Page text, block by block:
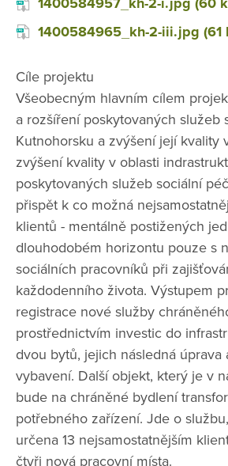
1400584965_kh-2-iii.jpg (61
Cíle projektu
Všeobecným hlavním cílem
a rozšíření poskytovaných služeb
Kutnohorsku a zvýšení její kvality
zvýšení kvality v oblasti
poskytovaných služeb sociální
přispět k co možná
klientů - mentálně postižených
dlouhodobém horizontu pouze s
sociálních pracovníků při
každodenního života. Výstupem
registrace nové služby
prostřednictvím investic do
dvou bytů, jejich následná úprava
vybavení. Další objekt, který je v
bude na chráněné bydlení
potřebného zařízení. Jde o
určena 13 nejsamostatnějším
čtyři nová pracovní místa.